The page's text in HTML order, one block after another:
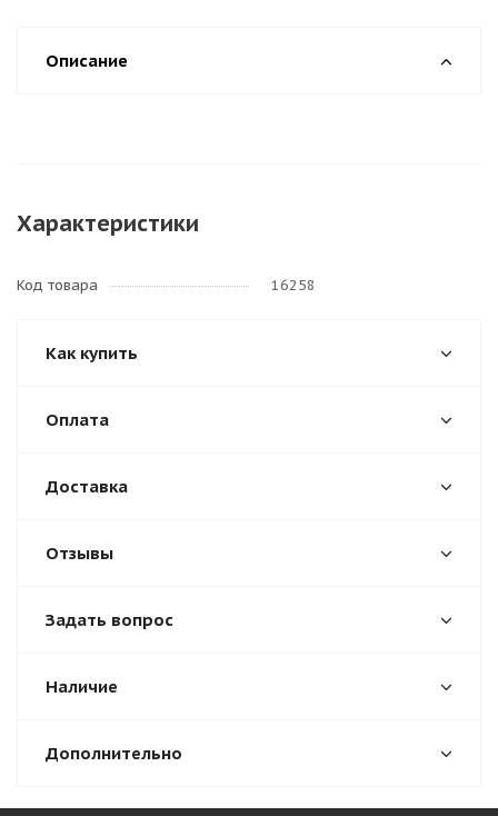
Описание
Характеристики
Код товара 16258
Как купить
Оплата
Доставка
Отзывы
Задать вопрос
Наличие
Дополнительно